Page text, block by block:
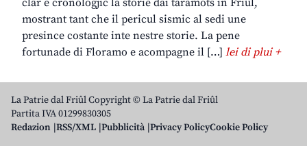
clâr e cronologjic la storie dai taramots in Friûl,
mostrant tant che il pericul sismic al sedi une
presince costante inte nestre storie. La pene
fortunade di Floramo e acompagne il […] lei di plui +
La Patrie dal Friûl Copyright © La Patrie dal Friûl
Partita IVA 01299830305
Redazion RSS/XML Pubblicità Privacy PolicyCookie Policy